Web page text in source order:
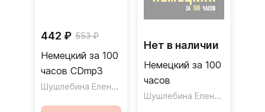
442 ₽ 553 ₽
Немецкий за 100
часов CDmp3
Шушлебина Елена Николаевна
Нет в наличии
Немецкий за 100
часов
Шушлебина Елена Николаевна